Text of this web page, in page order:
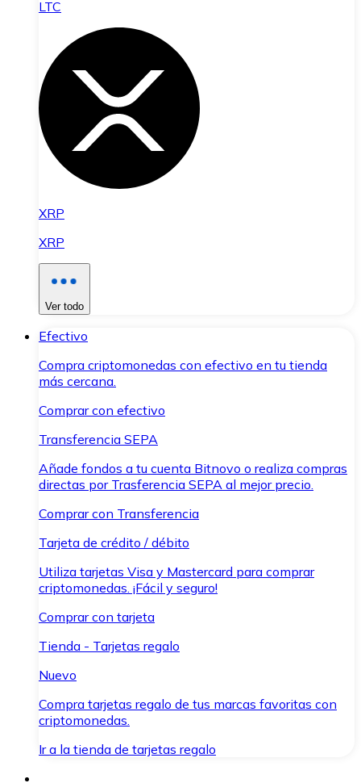
LTC
XRP
XRP
Ver todo
Efectivo
Compra criptomonedas con efectivo en tu tienda
más cercana.
Comprar con efectivo
Transferencia SEPA
Añade fondos a tu cuenta Bitnovo o realiza compras
directas por Trasferencia SEPA al mejor precio.
Comprar con Transferencia
Tarjeta de crédito / débito
Utiliza tarjetas Visa y Mastercard para comprar
criptomonedas. ¡Fácil y seguro!
Comprar con tarjeta
Tienda - Tarjetas regalo
Nuevo
Compra tarjetas regalo de tus marcas favoritas con
criptomonedas.
Ir a la tienda de tarjetas regalo